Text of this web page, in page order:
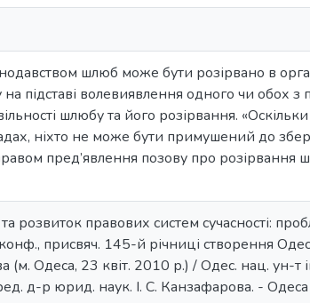
шлюб може бути розірвано в
підставі волевиявлення одного чи обох
шлюбу та його розірвання.
ніхто не може бути примушений до
пред’явлення позову про розірвання
розвиток правових систем сучасності:
присвяч. 145-й річниці створення
(м. Одеса, 23 квіт. 2010 р.) / Одес. нац. ун-т
д-р юрид. наук. І. С. Канзафарова. -